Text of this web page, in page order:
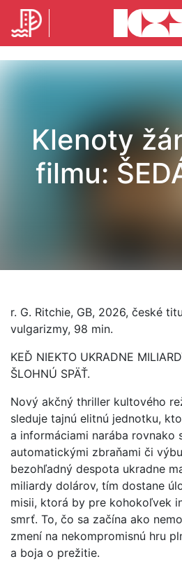
Klenoty
filmu:
r. G. Ritchie, GB, 2026, české
vulgarizmy, 98 min.
KEĎ NIEKTO UKRADNE
ŠLOHNÚ SPÄŤ.
Nový akčný thriller kultového
sleduje tajnú elitnú jednotku,
a informáciami narába rovnako
automatickými zbraňami či
bezohľadný despota ukradne
miliardy dolárov, tím dostane
misii, ktorá by pre kohokoľvek
smrť. To, čo sa začína ako
zmení na nekompromisnú hru
a boja o prežitie.